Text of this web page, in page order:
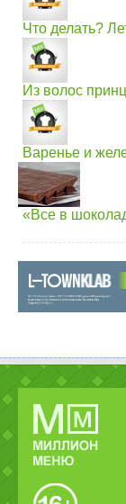
Что делать?
Из волос
Варенье и
«Все в